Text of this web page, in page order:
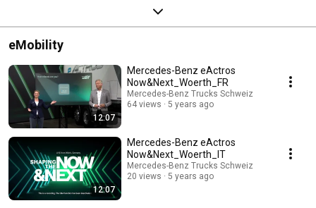
eMobility
12:07
Mercedes-Benz eActros
Now&Next_Woerth_FR
Mercedes-Benz Trucks Schweiz
64 views
5 years ago
12:07
Mercedes-Benz eActros
Now&Next_Woerth_IT
Mercedes-Benz Trucks Schweiz
20 views
5 years ago